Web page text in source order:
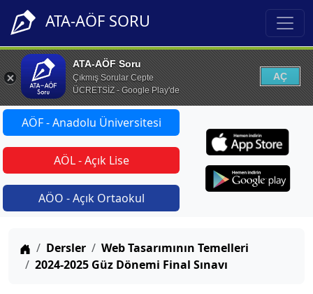
ATA-AÖF SORU
ATA-AÖF Soru
Çıkmış Sorular Cepte
ÜCRETSİZ - Google Play'de
AÇ
AÖF - Anadolu Üniversitesi
AÖL - Açık Lise
AÖO - Açık Ortaokul
Anasayfa
Dersler
Web Tasarımının Temelleri
2024-2025 Güz Dönemi Final Sınavı